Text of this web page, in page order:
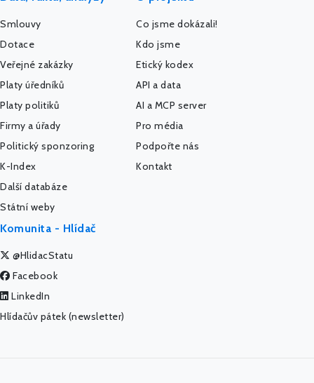
Smlouvy
Dotace
Veřejné zakázky
Platy úředníků
Platy politiků
Firmy a úřady
Politický sponzoring
K-Index
Další databáze
Státní weby
Co jsme dokázali!
Kdo jsme
Etický kodex
API a data
AI a MCP server
Pro média
Podpořte nás
Kontakt
Komunita - Hlídač
@HlidacStatu
Facebook
LinkedIn
Hlídačův pátek (newsletter)